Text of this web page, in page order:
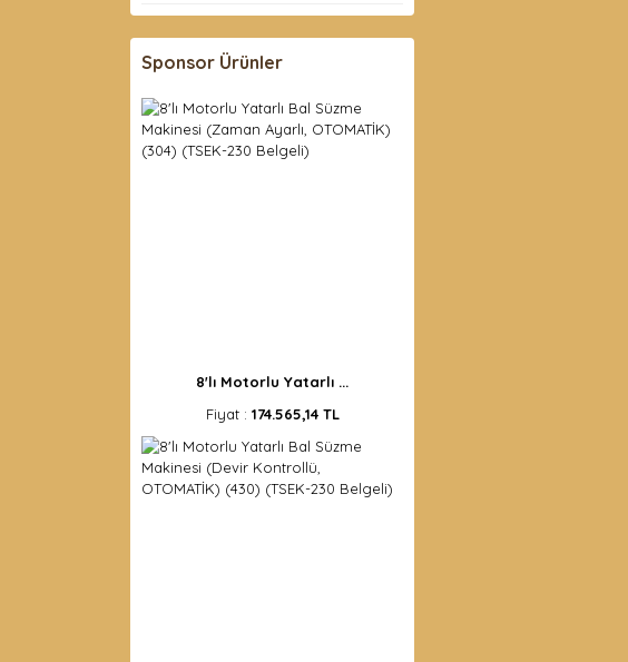
Sponsor Ürünler
8'lı Motorlu Yatarlı ...
Fiyat : 174.565,14 TL